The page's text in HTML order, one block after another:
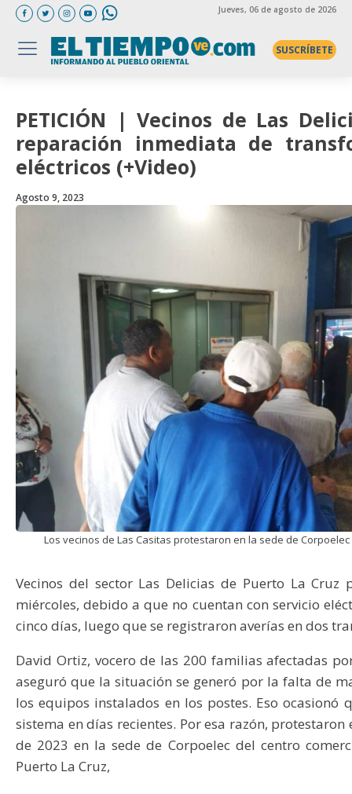
Jueves, 06 de agosto de 2026
SUSCRÍBETE
PETICIÓN | Vecinos de Las
reparación inmediata de
eléctricos (+Video)
Agosto 9, 2023
Los vecinos de Las Casitas protestaron en la sede de Corpoelec
Vecinos del sector Las Delicias de Puerto La Cruz
miércoles, debido a que no cuentan con servicio
cinco días, luego que se registraron averías en dos
David Ortiz, vocero de las 200 familias afectadas
aseguró que la situación se generó por la falta de
los equipos instalados en los postes. Eso ocasionó
sistema en días recientes. Por esa razón, protestaron
de 2023 en la sede de Corpoelec del centro
Puerto La Cruz,